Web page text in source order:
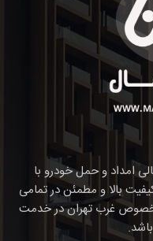
امداد و حمل خودرو با
بالا و مطمئن در تمامی
غرب تهران در خدمت